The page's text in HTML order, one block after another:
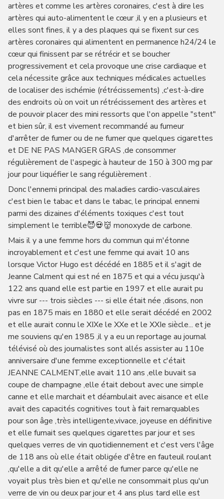
artères et comme les artères coronaires, c'est à dire les
artères qui auto-alimentent le cœur ,il y en a plusieurs et
elles sont fines, il y a des plaques qui se fixent sur ces
artères coronaires qui alimentent en permanence h24/24 le
cœur qui finissent par se rétrécir et se boucher
progressivement et cela provoque une crise cardiaque et
cela nécessite grâce aux techniques médicales actuelles
de localiser des ischémie (rétrécissements) ,c'est-à-dire
des endroits où on voit un rétrécissement des artères et
de pouvoir placer des mini ressorts que l'on appelle "stent"
et bien sûr, il est vivement recommandé au fumeur
d'arrêter de fumer ou de ne fumer que quelques cigarettes
et DE NE PAS MANGER GRAS ,de consommer
régulièrement de l'aspegic à hauteur de 150 à 300 mg par
jour pour liquéfier le sang régulièrement .
Donc l'ennemi principal des maladies cardio-vasculaires
c'est bien le tabac et dans le tabac, le principal ennemi
parmi des dizaines d'éléments toxiques c'est tout
simplement le terrible😈💀👹 monoxyde de carbone.
Mais il y a une femme hors du commun qui m'étonne
incroyablement et c'est une femme qui avait 10 ans
lorsque Victor Hugo est décédé en 1885 et il s'agit de
Jeanne Calment qui est né en 1875 et qui a vécu jusqu'à
122 ans quand elle est partie en 1997 et elle aurait pu
vivre sur --- trois siècles --- si elle était née ,disons, non
pas en 1875 mais en 1880 et elle serait décédé en 2002
et elle aurait connu le XIXe le XXe et le XXIe siècle... et je
me souviens qu'en 1985 ,il y a eu un reportage au journal
télévisé où des journalistes sont allés assister au 110e
anniversaire d'une femme exceptionnelle et c'était
JEANNE CALMENT,elle avait 110 ans ,elle buvait sa
coupe de champagne ,elle était debout avec une simple
canne et elle marchait et déambulait avec aisance et elle
avait des capacités cognitives tout à fait remarquables
pour son âge ,très intelligente,vivace, joyeuse en définitive
et elle fumait ses quelques cigarettes par jour et ses
quelques verres de vin quotidiennement et c'est vers l'âge
de 118 ans où elle était obligée d'être en fauteuil roulant
,qu'elle a dit qu'elle a arrêté de fumer parce qu'elle ne
voyait plus très bien et qu'elle ne consommait plus qu'un
verre de vin ou deux par jour et 4 ans plus tard elle est